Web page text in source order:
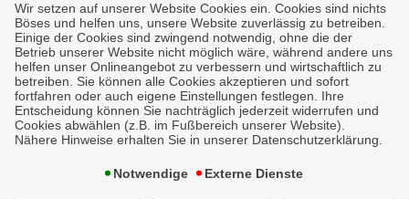
Wir setzen auf unserer Website Cookies ein. Cookies sind nichts
Böses und helfen uns, unsere Website zuverlässig zu betreiben.
Einige der Cookies sind zwingend notwendig, ohne die der
Betrieb unserer Website nicht möglich wäre, während andere uns
helfen unser Onlineangebot zu verbessern und wirtschaftlich zu
betreiben. Sie können alle Cookies akzeptieren und sofort
fortfahren oder auch eigene Einstellungen festlegen. Ihre
Entscheidung können Sie nachträglich jederzeit widerrufen und
Cookies abwählen (z.B. im Fußbereich unserer Website).
Nähere Hinweise erhalten Sie in unserer Datenschutzerklärung.
Notwendige Externe Dienste